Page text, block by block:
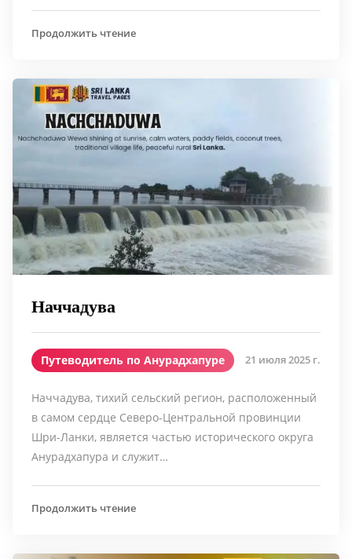
Продолжить чтение
Наччадува
Путеводитель по Анурадхапуре 21 июля 2025 г.
Наччадува, тихий сельский регион, расположенный
в самом сердце Северо-Центральной провинции
Шри-Ланки, является частью исторического округа
Анурадхапура и служит…
Продолжить чтение